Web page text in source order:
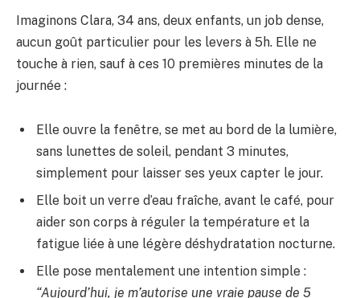
Imaginons Clara, 34 ans, deux enfants, un job dense,
aucun goût particulier pour les levers à 5h. Elle ne
touche à rien, sauf à ces 10 premières minutes de la
journée :
Elle ouvre la fenêtre, se met au bord de la lumière,
sans lunettes de soleil, pendant 3 minutes,
simplement pour laisser ses yeux capter le jour.
Elle boit un verre d’eau fraîche, avant le café, pour
aider son corps à réguler la température et la
fatigue liée à une légère déshydratation nocturne.
Elle pose mentalement une intention simple :
“Aujourd’hui, je m’autorise une vraie pause de 5